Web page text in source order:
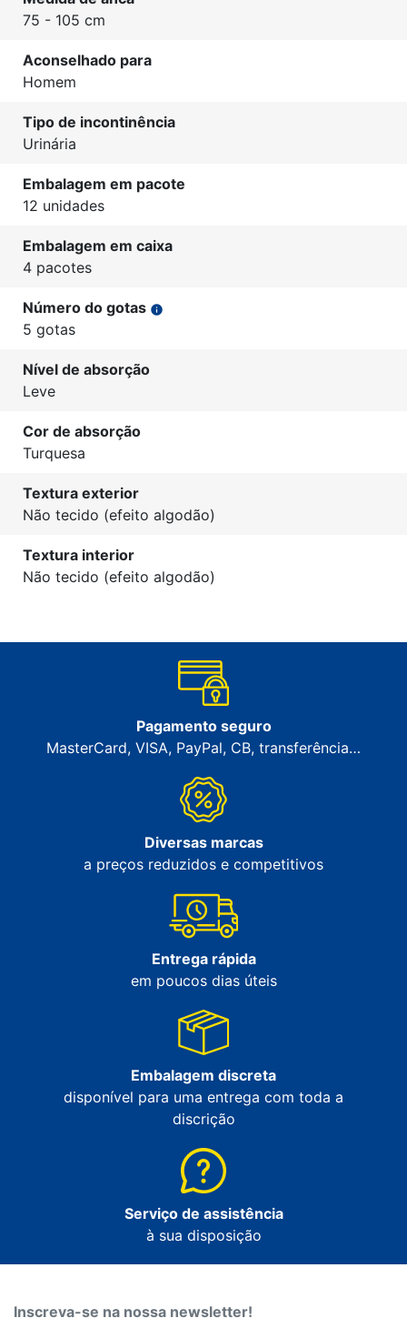
75 - 105 cm
Aconselhado para
Homem
Tipo de incontinência
Urinária
Embalagem em pacote
12 unidades
Embalagem em caixa
4 pacotes
Número do gotas info
5 gotas
Nível de absorção
Leve
Cor de absorção
Turquesa
Textura exterior
Não tecido (efeito algodão)
Textura interior
Não tecido (efeito algodão)
Pagamento seguro
MasterCard, VISA, PayPal, CB, transferência…
Diversas marcas
a preços reduzidos e competitivos
Entrega rápida
em poucos dias úteis
Embalagem discreta
disponível para uma entrega com toda a
discrição
Serviço de assistência
à sua disposição
Inscreva-se na nossa newsletter!